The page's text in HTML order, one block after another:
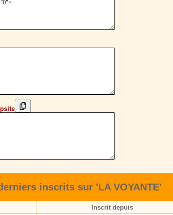
inscrits sur 'LA VOYANTE'
Inscrit depuis